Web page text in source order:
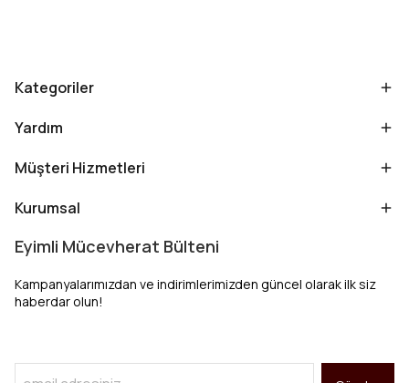
Kategoriler
Yardım
Müşteri Hizmetleri
Kurumsal
Eyimli Mücevherat Bülteni
Kampanyalarımızdan ve indirimlerimizden güncel olarak ilk siz
haberdar olun!